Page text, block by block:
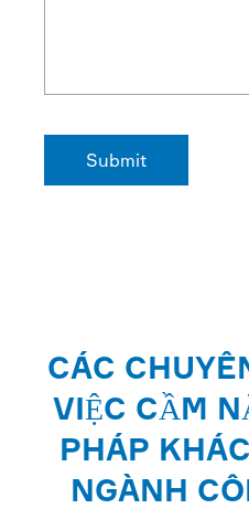
CÁC
VIỆC CẦM
PHÁP
NGÀNH